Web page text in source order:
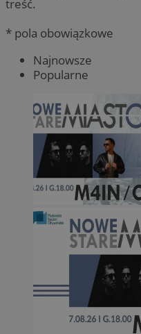
treść.
* pola obowiązkowe
Najnowsze
Popularne